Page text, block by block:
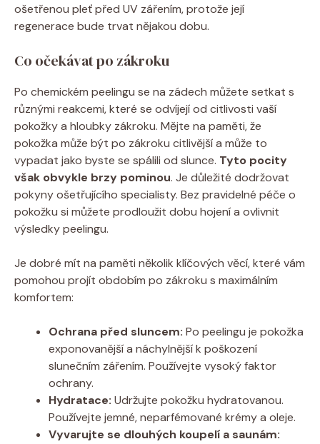
ošetřenou pleť před UV zářením, protože její
regenerace bude trvat nějakou dobu.
Co očekávat po zákroku
Po chemickém peelingu se na zádech můžete setkat s
různými reakcemi, které se odvíjejí od citlivosti vaší
pokožky a hloubky zákroku. Mějte na paměti, že
pokožka může být po zákroku citlivější a může to
vypadat jako byste se spálili od slunce. Tyto pocity
však obvykle brzy pominou. Je důležité dodržovat
pokyny ošetřujícího specialisty. Bez pravidelné péče o
pokožku si můžete prodloužit dobu hojení a ovlivnit
výsledky peelingu.
Je dobré mít na paměti několik klíčových věcí, které vám
pomohou projít obdobím po zákroku s maximálním
komfortem:
Ochrana před sluncem: Po peelingu je pokožka
exponovanější a náchylnější k poškození
slunečním zářením. Používejte vysoký faktor
ochrany.
Hydratace: Udržujte pokožku hydratovanou.
Používejte jemné, neparfémované krémy a oleje.
Vyvarujte se dlouhých koupelí a saunám: